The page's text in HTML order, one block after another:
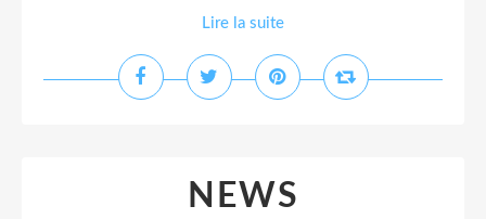
Lire la suite
NEWS